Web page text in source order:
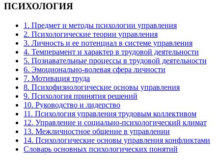
ПСИХОЛОГИЯ
1. Предмет и методы психологии управления
2. Психологические теории управления
3. Личность и ее потенциал в системе управления
4. Темперамент и характер в трудовой деятельности
5. Познавательные процессы в трудовой деятельности
6. Эмоционально-волевая сфера личности
7. Мотивация труда
8. Психофизиологические основы управления
9. Психология принятия решений
10. Руководство и лидерство
11. Психология управления трудовым коллективом
12. Управление и социально-психологический климат
13. Межличностное общение в управлении
14. Психологические основы управления конфликтами
Словарь основных психологических понятий